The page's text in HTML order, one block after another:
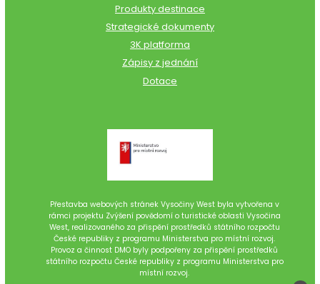
Produkty destinace
Strategické dokumenty
3K platforma
Zápisy z jednání
Dotace
Přestavba webových stránek Vysočiny West byla vytvořena v
rámci projektu Zvýšení povědomí o turistické oblasti Vysočina
West, realizovaného za přispění prostředků státního rozpočtu
České republiky z programu Ministerstva pro místní rozvoj.
Provoz a činnost DMO byly podpořeny za přispění prostředků
státního rozpočtu České republiky z programu Ministerstva pro
místní rozvoj.